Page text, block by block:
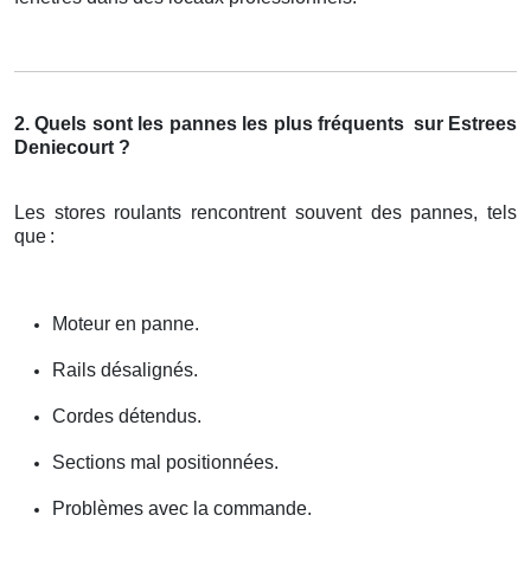
2. Quels sont les pannes les plus fréquents sur Estrees
Deniecourt ?
Les stores roulants rencontrent souvent des pannes, tels
que :
Moteur en panne.
Rails désalignés.
Cordes détendus.
Sections mal positionnées.
Problèmes avec la commande.